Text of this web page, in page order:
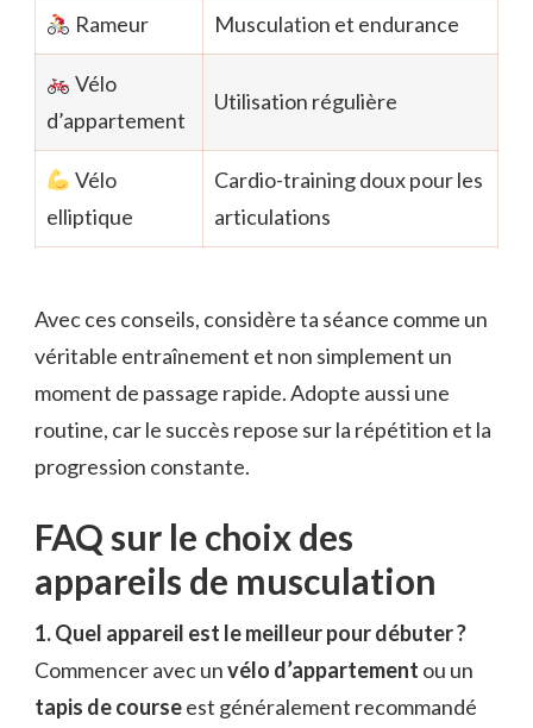
Rameur Musculation et endurance
Vélo
d’appartement
Utilisation régulière
Vélo
elliptique
Cardio-training doux pour les
articulations
Avec ces conseils, considère ta séance comme un
véritable entraînement et non simplement un
moment de passage rapide. Adopte aussi une
routine, car le succès repose sur la répétition et la
progression constante.
FAQ sur le choix des
appareils de musculation
1. Quel appareil est le meilleur pour débuter ?
Commencer avec unvélo d’appartement ou un
tapis de courseest généralement recommandé